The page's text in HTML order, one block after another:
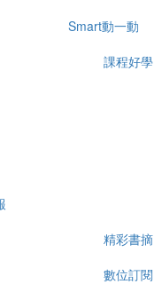
Smart動一動
課程好學
精彩書摘
數位訂閱